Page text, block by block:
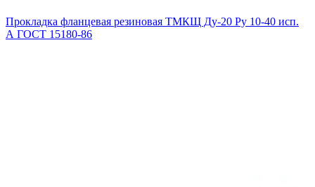
Прокладка фланцевая резиновая ТМКЩ Ду-20 Ру 10-40 исп.
А ГОСТ 15180-86